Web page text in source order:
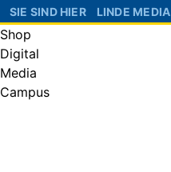
SIE SIND HIER LINDE MEDIA
Shop
Digital
Media
Campus